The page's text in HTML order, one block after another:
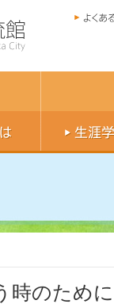
時のため